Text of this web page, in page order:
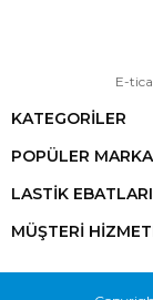
E-
KATEGORİLER
POPÜLER
LASTİK EBATLARI
MÜŞTERİ